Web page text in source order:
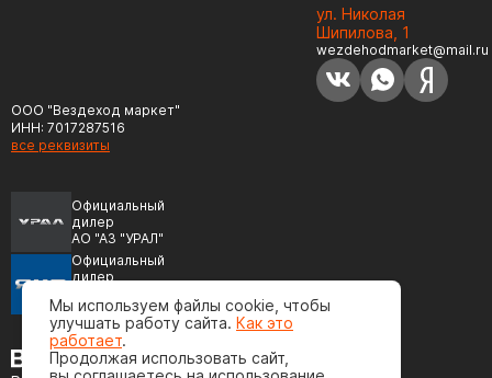
ООО "Вездеход маркет"
ИНН: 7017287516
все реквизиты
Официальный
дилер
АО "АЗ "УРАЛ"
Официальный
дилер
(ЯМЗ)
ул. Николая
Шипилова, 1
wezdehodmarket@mail.ru
Мы используем файлы cookie, чтобы
улучшать работу сайта. Как это
работает.
Продолжая использовать сайт,